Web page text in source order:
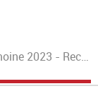
Journées Du Patrimoine 2023 - Reconstitution Médiévale